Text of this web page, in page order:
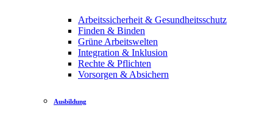
Arbeitssicherheit & Gesundheitsschutz
Finden & Binden
Grüne Arbeitswelten
Integration & Inklusion
Rechte & Pflichten
Vorsorgen & Absichern
Ausbildung